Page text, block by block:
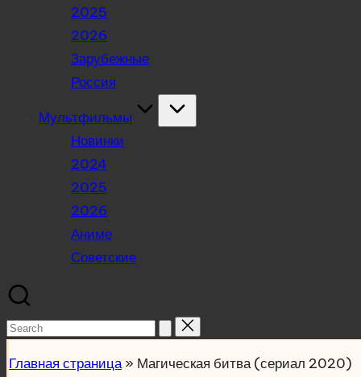
2025
2026
Зарубежные
Россия
Мультфильмы
Новинки
2024
2025
2026
Аниме
Советские
Search
Главная страница» Магическая битва (сериал 2020)